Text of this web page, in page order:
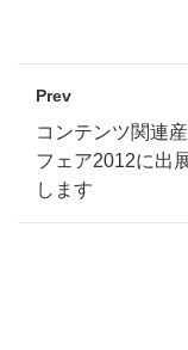
Prev
コンテンツ関連
フェア2012に出
します